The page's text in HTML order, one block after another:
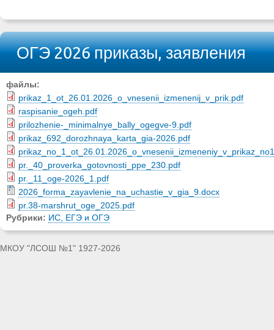
ОГЭ 2026 приказы, заявления
файлы:
prikaz_1_ot_26.01.2026_o_vnesenii_izmenenij_v_prik.pdf
raspisanie_ogeh.pdf
prilozhenie-_minimalnye_bally_ogegve-9.pdf
prikaz_692_dorozhnaya_karta_gia-2026.pdf
pr._40_proverka_gotovnosti_ppe_230.pdf
pr._11_oge-2026_1.pdf
2026_forma_zayavlenie_na_uchastie_v_gia_9.docx
pr.38-marshrut_oge_2025.pdf
Рубрики: ИС, ЕГЭ и ОГЭ
МКОУ "ЛСОШ №1" 1927-2026